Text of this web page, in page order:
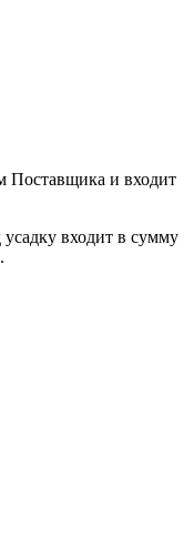
Поставщика и входит
входит в сумму